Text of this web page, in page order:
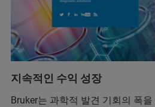
지속적인 수익 성장
Bruker는 과학적 발견 기회의 폭